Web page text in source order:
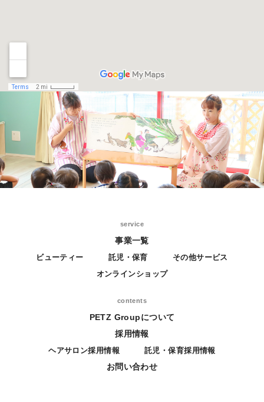
service
事業一覧
ビューティー 託児・保育
その他サービス
オンラインショップ
contents
PETZ Groupについて
採用情報
ヘアサロン採用情報 託児・保育採用情報
お問い合わせ